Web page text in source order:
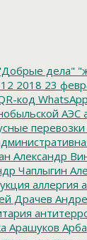
дела"
2018 23
код WhatsApp
АЭС
перевозки
Александр
Чаплыгин
аллергия
Драчев
Арашуков